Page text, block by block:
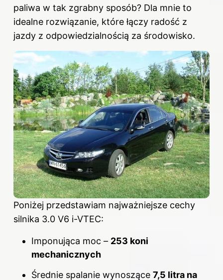
paliwa w tak zgrabny sposób? Dla mnie to
idealne rozwiązanie, które łączy radość z
jazdy z odpowiedzialnością za środowisko.
Poniżej przedstawiam najważniejsze cechy
silnika 3.0 V6 i-VTEC:
Imponująca moc – 253 koni
mechanicznych
Średnie spalanie wynoszące 7,5 litra na